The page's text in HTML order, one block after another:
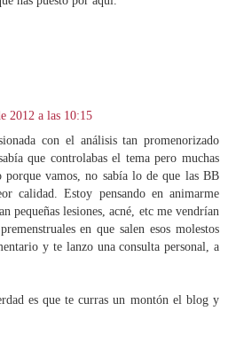
2012 a las 10:15
con el análisis tan promenorizado
que controlabas el tema pero muchas
vamos, no sabía lo de que las BB
calidad. Estoy pensando en animarme
pequeñas lesiones, acné, etc me vendrían
en que salen esos molestos
y te lanzo una consulta personal, a
es que te curras un montón el blog y